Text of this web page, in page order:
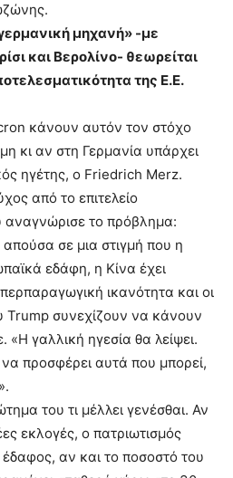
μηχανή» -με
και Βερολίνο- θεωρείται
της Ε.Ε.
κάνουν αυτόν τον στόχο
κι αν στη Γερμανία υπάρχει
ηγέτης, ο Friedrich Merz.
από το επιτελείο
το πρόβλημα:
σε μια στιγμή που η
εδάφη, η Κίνα έχει
ικανότητα και οι
Trump συνεχίζουν να κάνουν
γαλλική ηγεσία θα λείψει.
προσφέρει αυτά που μπορεί,
του τι μέλλει γενέσθαι. Αν
εκλογές, ο πατριωτισμός
έδαφος, αν και το ποσοστό του